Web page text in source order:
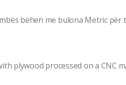
bëhen me bulona Metric
plywood processed on a CNC